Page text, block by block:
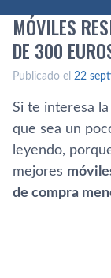
MÓVILES
DE 300
Publicado el 22
Si te interesa
que sea un
leyendo,
mejores
de compra